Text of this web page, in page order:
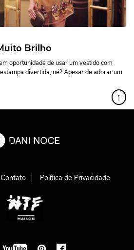
Brilho
oportunidade de usar um vestido com
divertida, né? Apesar de adorar um
↑
Contato Política de Privacidade